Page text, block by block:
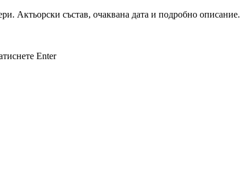
Актьорски състав, очаквана дата и подробно описание.
Enter